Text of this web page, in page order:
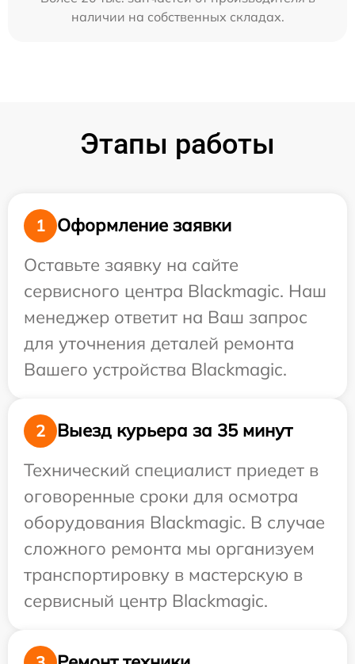
наличии на собственных складах.
Этапы работы
1
Оформление заявки
Оставьте заявку на сайте
сервисного центра Blackmagic. Наш
менеджер ответит на Ваш запрос
для уточнения деталей ремонта
Вашего устройства Blackmagic.
2
Выезд курьера за 35 минут
Технический специалист приедет в
оговоренные сроки для осмотра
оборудования Blackmagic. В случае
сложного ремонта мы организуем
транспортировку в мастерскую в
сервисный центр Blackmagic.